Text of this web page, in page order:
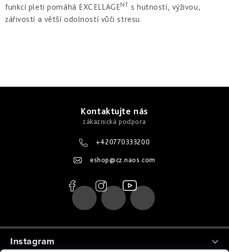
funkcí pleti pomáhá EXCELLAGENT s hutností, výživou,
zářivostí a větší odolností vůči stresu.
Kontaktujte nás
+420770333200
eshop@cz.naos.com
Instagram